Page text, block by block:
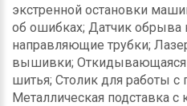
экстренной остановки
об ошибках; Датчик обрыва
направляющие трубки;
вышивки; Откидывающаяся
шитья; Столик для работы
Металлическая подставка